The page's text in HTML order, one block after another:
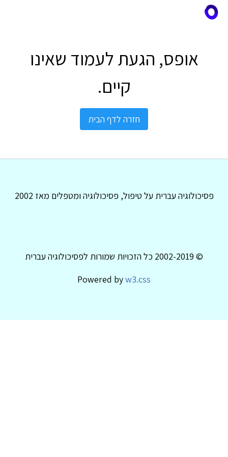
אופס, הגעת לעמוד שאינו
קיים.
חזרה לדף הבית
פסיכולוגיה עברית על טיפול, פסיכולוגיה ומטפלים מאז 2002
© 2002-2019 כל הזכויות שמורות לפסיכולוגיה עברית
Powered byw3.css